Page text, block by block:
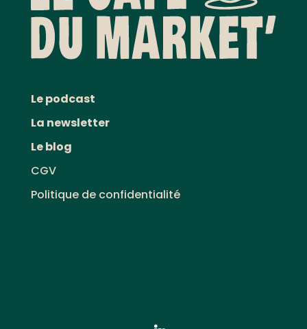
Le podcast
La newsletter
Le blog
CGV
Politique de confidentialité